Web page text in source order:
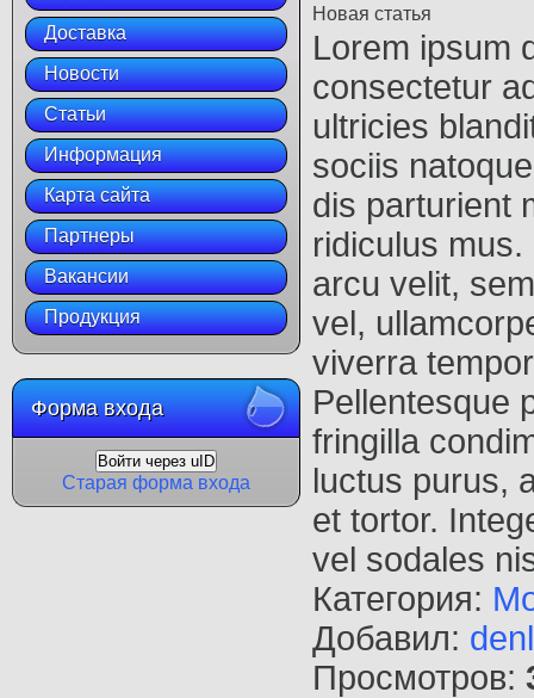
Доставка
Новости
Статьи
Информация
Карта сайта
Партнеры
Вакансии
Продукция
Форма входа
Войти через uID
Старая форма входа
Новая статья
Lorem ipsum
consectetur
ultricies
sociis
dis parturient
ridiculus
arcu velit,
vel,
viverra
Pellentesque
fringilla
luctus purus,
et tortor.
vel sodales
Категория:
Добавил:
Просмотров: